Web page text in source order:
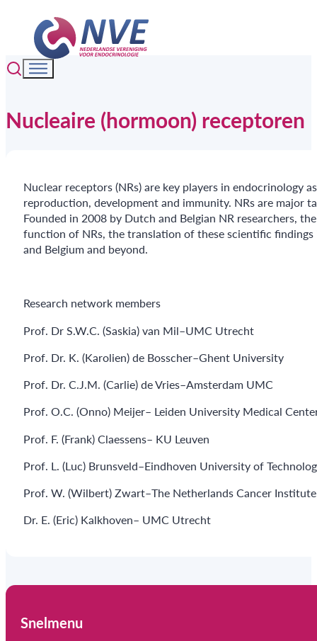
Nucleaire (hormoon) receptoren
Nuclear receptors (NRs) are key players in
reproduction, development and immunity. NRs are major
Founded in 2008 by Dutch and Belgian NR researchers,
function of NRs, the translation of these scientific
and Belgium and beyond.
Research network members
Prof. Dr S.W.C. (Saskia) van Mil–UMC Utrecht
Prof. Dr. K. (Karolien) de Bosscher–Ghent University
Prof. Dr. C.J.M. (Carlie) de Vries–Amsterdam UMC
Prof. O.C. (Onno) Meijer– Leiden University Medical
Prof. F. (Frank) Claessens– KU Leuven
Prof. L. (Luc) Brunsveld–Eindhoven University of
Prof. W. (Wilbert) Zwart–The Netherlands Cancer
Dr. E. (Eric) Kalkhoven– UMC Utrecht
Snelmenu